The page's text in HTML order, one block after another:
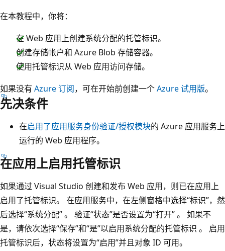
在本教程中，你将：
在 Web 应用上创建系统分配的托管标识。
创建存储帐户和 Azure Blob 存储容器。
使用托管标识从 Web 应用访问存储。
如果没有 Azure 订阅，可在开始前创建一个Azure 试用版。
先决条件
在启用了应用服务身份验证/授权模块的 Azure 应用服务上
运行的 Web 应用程序。
在应用上启用托管标识
如果通过 Visual Studio 创建和发布 Web 应用，则已在应用上
启用了托管标识。 在应用服务中，在左侧窗格中选择“标识”，然
后选择“系统分配” 。 验证“状态”是否设置为“打开” 。 如果不
是，请依次选择“保存”和“是”以启用系统分配的托管标识 。 启用
托管标识后，状态将设置为“启用”并且对象 ID 可用。